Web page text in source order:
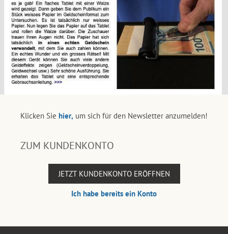
Klicken Sie hier, um sich für den Newsletter anzumelden!
ZUM KUNDENKONTO
JETZT KUNDENKONTO ERÖFFNEN
Ich habe bereits ein Konto